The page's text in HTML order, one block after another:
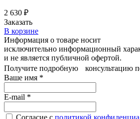
2 630 ₽
Заказать
В корзине
Информация о товаре носит
исключительно информационный
и не является публичной офертой.
Получите подробную консультацию
Ваше имя *
E-mail *
Согласие с политикой